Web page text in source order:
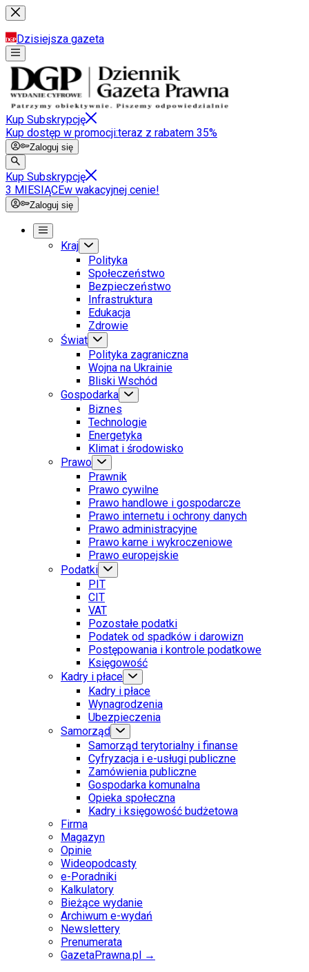
Dzisiejsza gazeta
Kup Subskrypcję
Kup dostęp w promocji:teraz z rabatem 35%
Zaloguj się
Kup Subskrypcję
3 MIESIĄCEw wakacyjnej cenie!
Zaloguj się
Kraj
Polityka
Społeczeństwo
Bezpieczeństwo
Infrastruktura
Edukacja
Zdrowie
Świat
Polityka zagraniczna
Wojna na Ukrainie
Bliski Wschód
Gospodarka
Biznes
Technologie
Energetyka
Klimat i środowisko
Prawo
Prawnik
Prawo cywilne
Prawo handlowe i gospodarcze
Prawo internetu i ochrony danych
Prawo administracyjne
Prawo karne i wykroczeniowe
Prawo europejskie
Podatki
PIT
CIT
VAT
Pozostałe podatki
Podatek od spadków i darowizn
Postępowania i kontrole podatkowe
Księgowość
Kadry i płace
Kadry i płace
Wynagrodzenia
Ubezpieczenia
Samorząd
Samorząd terytorialny i finanse
Cyfryzacja i e-usługi publiczne
Zamówienia publiczne
Gospodarka komunalna
Opieka społeczna
Kadry i księgowość budżetowa
Firma
Magazyn
Opinie
Wideopodcasty
e-Poradniki
Kalkulatory
Bieżące wydanie
Archiwum e-wydań
Newslettery
Prenumerata
GazetaPrawna.pl →